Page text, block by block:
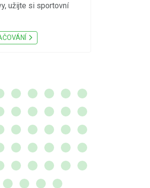
užijte si sportovní